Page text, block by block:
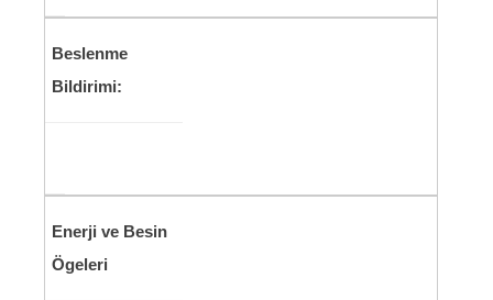
Beslenme
Bildirimi:
Enerji ve Besin
Ögeleri